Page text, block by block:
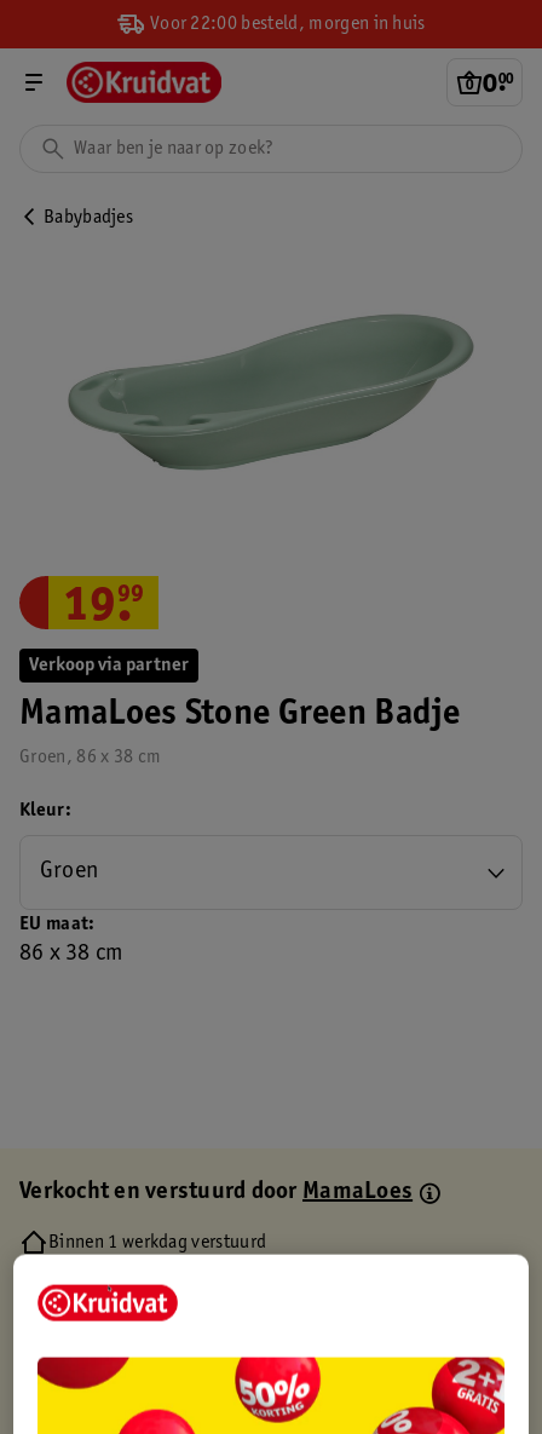
Voor 22:00 besteld, morgen in huis
0.
00
Babybadjes
Verkoop via partner
MamaLoes Stone Green Badje
Groen, 86 x 38 cm
19.
99
EU maat
86 x 38 cm
Kleur
Groen
Verkocht en verstuurd doorMamaLoes
Binnen 1 werkdag verstuurd
Gratis retourneren via verkooppartner.